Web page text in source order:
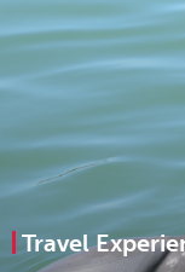
Travel